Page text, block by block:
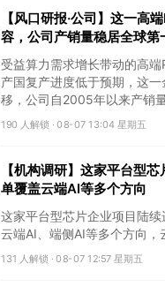
【风口研报·公司】这一高
容，公司产销量稳居全球第
价格上行
受益算力需求增长带动的高
产国复产进度低于预期，这
移，公司自2005年以来产销
冶炼产能整合并举，公司市
价格上行。
190 人解锁 ·08-07 13:04 星期五
【机构调研】这家平台型
单覆盖云端AI等多个方向
这家平台型芯片企业项目陆
云端AI、端侧AI等多个方向，
131 人解锁 ·08-07 12:57 星期五